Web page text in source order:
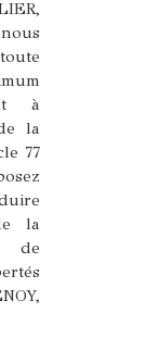
à
la
77
la
de